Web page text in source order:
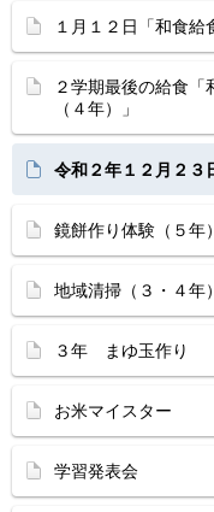
１月１２日「和食給
２学期最後の給食「
（４年）」
令和２年１２月２
鏡餅作り体験（５年）
地域清掃（３・４年）
３年 まゆ玉作り
お米マイスター
学習発表会